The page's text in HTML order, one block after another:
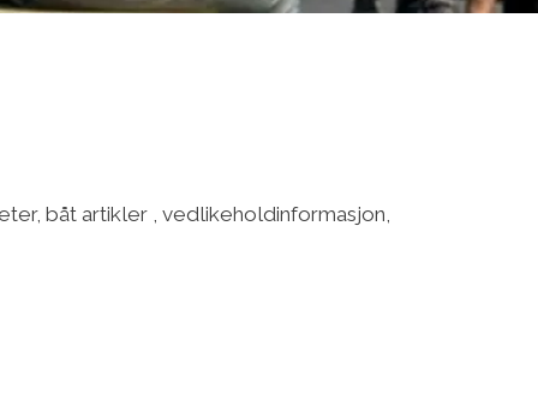
båt artikler , vedlikeholdinformasjon,